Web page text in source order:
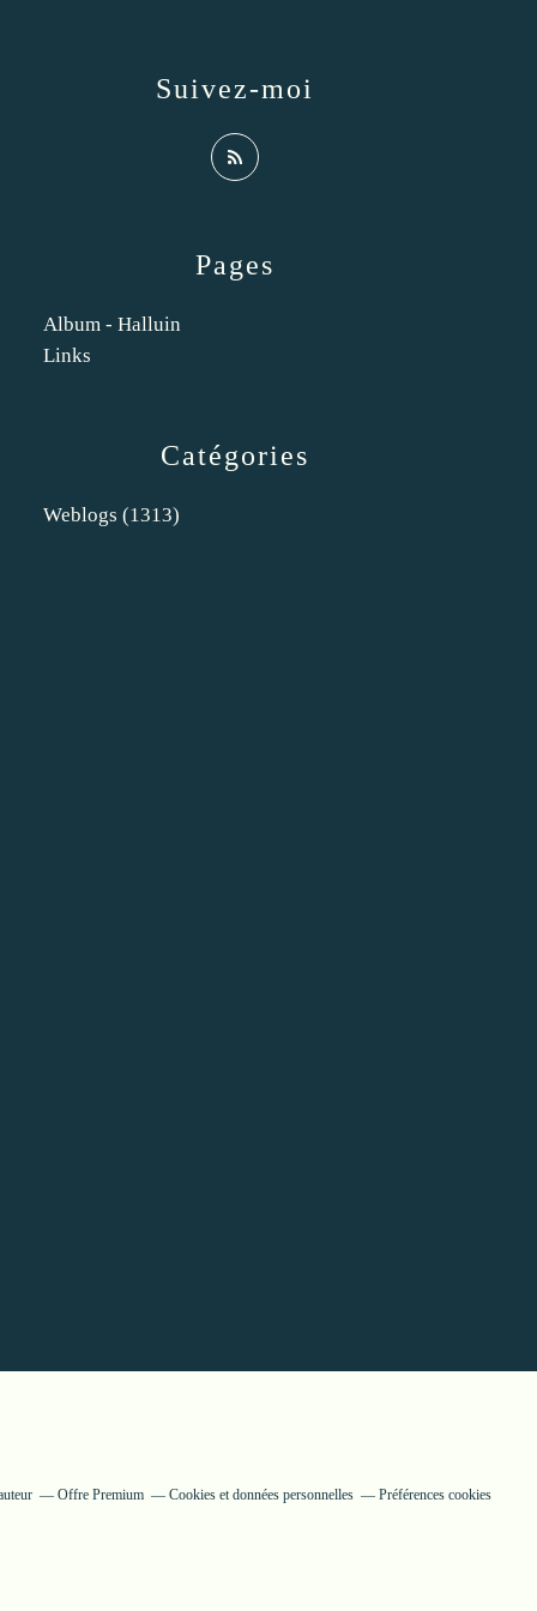
Catégories
Weblogs (1313)
Pages
Album - Halluin
Links
Suivez-moi
Offre Premium Cookies et données personnelles Préférences cookies